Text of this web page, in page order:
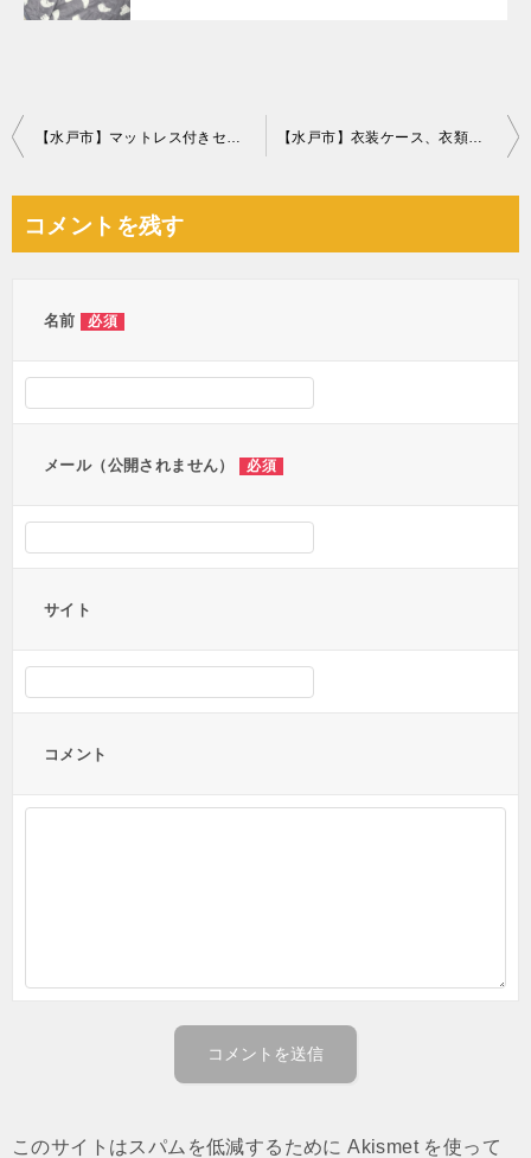
投
ビ
【水戸市】マットレス付きセミダブルベッドの回収・処分ご依頼 【水戸市】衣装ケース、衣類、食器、調理器具、テーブル等の回収
コメントを残す
名前 必須
メール（公開されません） 必須
サイト
コメント
このサイトはスパムを低減するために Akismet を使って